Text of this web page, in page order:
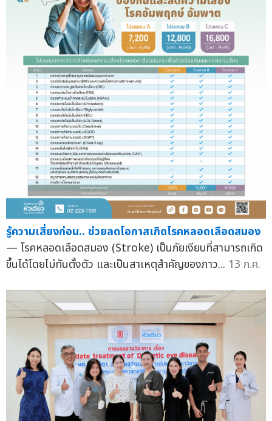
รู้ความเสี่ยงก่อน.. ช่วยลดโอกาสเกิดโรคหลอดเลือดสมอง
— โรคหลอดเลือดสมอง (Stroke) เป็นภัยเงียบที่สามารถเกิด
ขึ้นได้โดยไม่ทันตั้งตัว และเป็นสาเหตุสำคัญของภาว... 13 ก.ค.